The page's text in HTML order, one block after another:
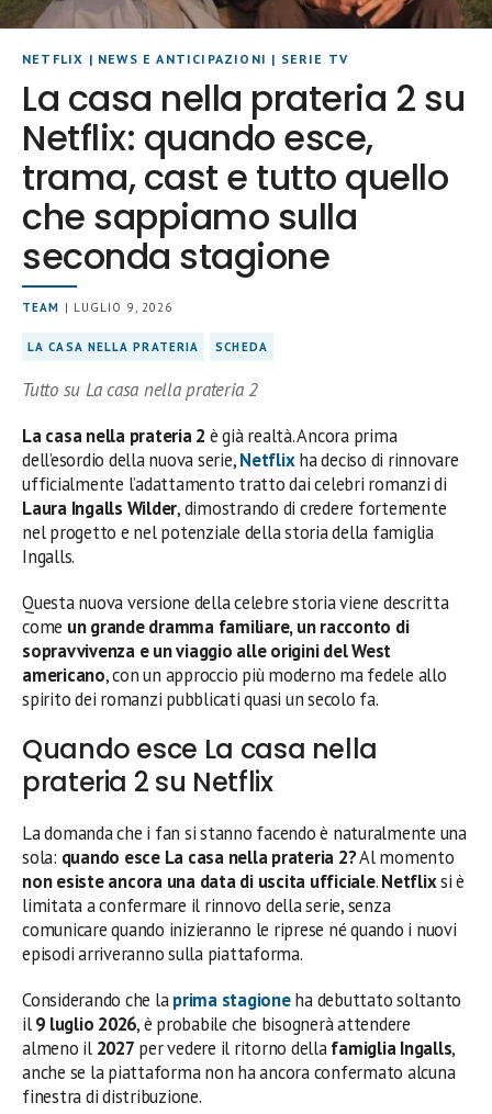
NETFLIX | NEWS E ANTICIPAZIONI | SERIE TV
La casa nella prateria 2 su
Netflix: quando esce,
trama, cast e tutto quello
che sappiamo sulla
seconda stagione
TEAM | LUGLIO 9, 2026
LA CASA NELLA PRATERIA SCHEDA
Tutto su La casa nella prateria 2
La casa nella prateria 2 è già realtà. Ancora prima
dell’esordio della nuova serie,Netflixha deciso di rinnovare
ufficialmente l’adattamento tratto dai celebri romanzi di
Laura Ingalls Wilder, dimostrando di credere fortemente
nel progetto e nel potenziale della storia della famiglia
Ingalls.
Questa nuova versione della celebre storia viene descritta
come un grande dramma familiare, un racconto di
sopravvivenza e un viaggio alle origini del West
americano, con un approccio più moderno ma fedele allo
spirito dei romanzi pubblicati quasi un secolo fa.
Quando esce La casa nella
prateria 2 su Netflix
La domanda che i fan si stanno facendo è naturalmente una
sola: quando esce La casa nella prateria 2?Al momento
non esiste ancora una data di uscita ufficiale.Netflixsi è
limitata a confermare il rinnovo della serie, senza
comunicare quando inizieranno le riprese né quando i nuovi
episodi arriveranno sulla piattaforma.
Considerando che laprima stagioneha debuttato soltanto
il9 luglio 2026, è probabile che bisognerà attendere
almeno il 2027 per vedere il ritorno dellafamiglia Ingalls,
anche se la piattaforma non ha ancora confermato alcuna
finestra di distribuzione.